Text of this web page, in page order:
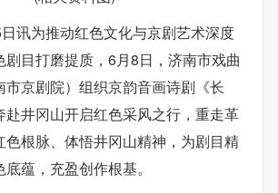
讯为推动红色文化与京剧艺术深度
剧目打磨提质，6月8日，济南市戏曲
市京剧院）组织京韵音画诗剧《长
赴井冈山开启红色采风之行，重走革
色根脉、体悟井冈山精神，为剧目精
蕴，充盈创作根基。